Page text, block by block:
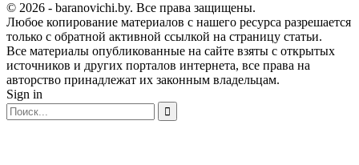
© 2026 - baranovichi.by. Все права защищены.
Любое копирование материалов с нашего ресурса разрешается
только с обратной активной ссылкой на страницу статьи.
Все материалы опубликованные на сайте взяты с открытых
источников и других порталов интернета, все права на
авторство принадлежат их законным владельцам.
Sign in